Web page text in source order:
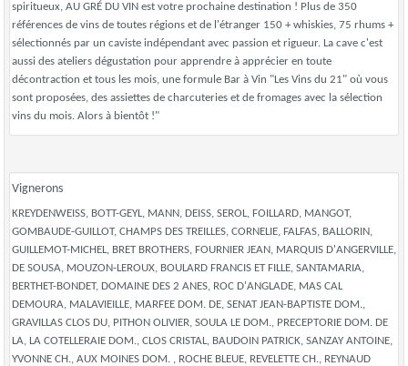
spiritueux, AU GRÉ DU VIN est votre prochaine destination ! Plus de 350
références de vins de toutes régions et de l'étranger 150 + whiskies, 75 rhums +
sélectionnés par un caviste indépendant avec passion et rigueur. La cave c'est
aussi des ateliers dégustation pour apprendre à apprécier en toute
décontraction et tous les mois, une formule Bar à Vin "Les Vins du 21" où vous
sont proposées, des assiettes de charcuteries et de fromages avec la sélection
vins du mois. Alors à bientôt !"
Vignerons
KREYDENWEISS, BOTT-GEYL, MANN, DEISS, SEROL, FOILLARD, MANGOT,
GOMBAUDE-GUILLOT, CHAMPS DES TREILLES, CORNELIE, FALFAS, BALLORIN,
GUILLEMOT-MICHEL, BRET BROTHERS, FOURNIER JEAN, MARQUIS D'ANGERVILLE,
DE SOUSA, MOUZON-LEROUX, BOULARD FRANCIS ET FILLE, SANTAMARIA,
BERTHET-BONDET, DOMAINE DES 2 ANES, ROC D'ANGLADE, MAS CAL
DEMOURA, MALAVIEILLE, MARFEE DOM. DE, SENAT JEAN-BAPTISTE DOM.,
GRAVILLAS CLOS DU, PITHON OLIVIER, SOULA LE DOM., PRECEPTORIE DOM. DE
LA, LA COTELLERAIE DOM., CLOS CRISTAL, BAUDOIN PATRICK, SANZAY ANTOINE,
YVONNE CH., AUX MOINES DOM. , ROCHE BLEUE, REVELETTE CH., REYNAUD